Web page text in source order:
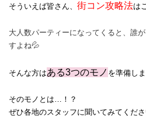
そういえば皆さん、 街コン攻略法は
大人数パーティーになってくると、誰
すよね💦
そんな方はある3つのモノ を準備し
そのモノとは…！？
ぜひ各地のスタッフに聞いてみてくだ